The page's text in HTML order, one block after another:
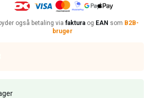
også betaling via fakturaog EAN som B2B-
bruger